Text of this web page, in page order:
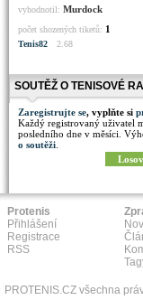
vyhodnotil: Murdock
počet shozených tiketů: 1
Tenis82 2.68
SOUTĚŽ O TENISOVÉ
Zaregistrujte se, vyplňte si
Každý registrovaný uživatel
posledního dne v měsíci.
o soutěži
Protenis
Přihlášení
Registrace
RSS
PROTENIS.CZ všechna